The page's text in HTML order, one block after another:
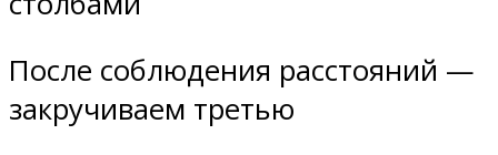
После соблюдения расстояний —
закручиваем третью